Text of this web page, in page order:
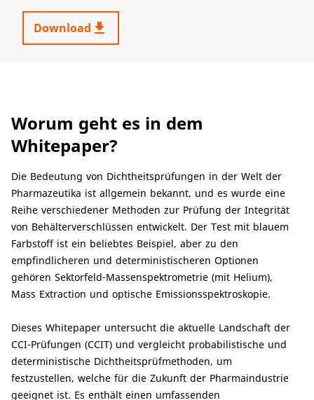
Download get_app
Worum geht es in dem
Whitepaper?
Die Bedeutung von Dichtheitsprüfungen in der Welt der
Pharmazeutika ist allgemein bekannt, und es wurde eine
Reihe verschiedener Methoden zur Prüfung der Integrität
von Behälterverschlüssen entwickelt. Der Test mit blauem
Farbstoff ist ein beliebtes Beispiel, aber zu den
empfindlicheren und deterministischeren Optionen
gehören Sektorfeld-Massenspektrometrie (mit Helium),
Mass Extraction und optische Emissionsspektroskopie.
Dieses Whitepaper untersucht die aktuelle Landschaft der
CCI-Prüfungen (CCIT) und vergleicht probabilistische und
deterministische Dichtheitsprüfmethoden, um
festzustellen, welche für die Zukunft der Pharmaindustrie
geeignet ist. Es enthält einen umfassenden